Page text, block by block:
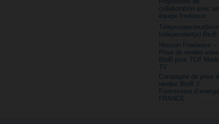
collaboration avec
équipe freelance
Indépendant(e) BtoB
Mission Freelance –
Prise de rendez-vous
BtoB pour TCP
TV
Campagne de prise
rendez BtoB //
Fournisseur
FRANCE